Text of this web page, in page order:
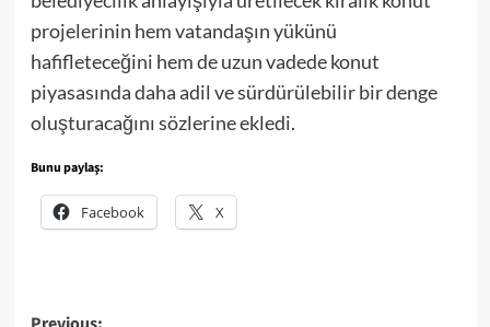
projelerinin hem vatandaşın yükünü
hafifleteceğini hem de uzun vadede konut
piyasasında daha adil ve sürdürülebilir bir denge
oluşturacağını sözlerine ekledi.
Bunu paylaş:
Facebook X